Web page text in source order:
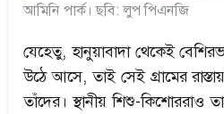
আমিনি পার্ক। ছবি: লুপ পিএনজি
যেহেতু, হানুয়াবাদা থেকেই
উঠে আসে, তাই সেই গ্রামের
তাঁদের। স্থানীয় শিশু-কিশোররাও